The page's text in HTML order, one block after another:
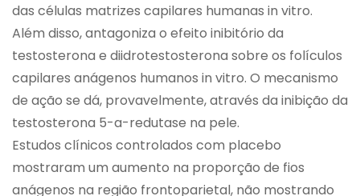
das células matrizes capilares humanas in vitro.
Além disso, antagoniza o efeito inibitório da
testosterona e diidrotestosterona sobre os folículos
capilares anágenos humanos in vitro. O mecanismo
de ação se dá, provavelmente, através da inibição da
testosterona 5-a-redutase na pele.
Estudos clínicos controlados com placebo
mostraram um aumento na proporção de fios
anágenos na região frontoparietal, não mostrando